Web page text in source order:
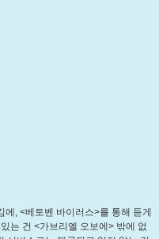
, <베토벤 바이러스>를 통해 듣게
는 건 <가브리엘 오보에> 밖에 없